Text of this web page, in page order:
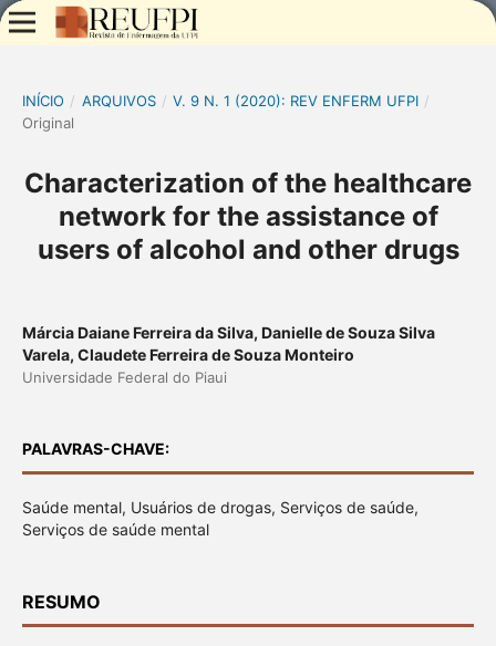
INÍCIO / ARQUIVOS / V. 9 N. 1 (2020): REV ENFERM UFPI /
Original
Characterization of the healthcare
network for the assistance of
users of alcohol and other drugs
Márcia Daiane Ferreira da Silva, Danielle de Souza Silva
Varela, Claudete Ferreira de Souza Monteiro
Universidade Federal do Piaui
PALAVRAS-CHAVE:
Saúde mental, Usuários de drogas, Serviços de saúde,
Serviços de saúde mental
RESUMO